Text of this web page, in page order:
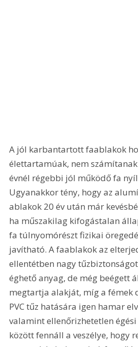
A jól karbantartott faablakok
élettartamúak, nem
évnél régebbi jól működő fa
Ugyanakkor tény, hogy az
ablakok 20 év után már
ha műszakilag kifogástalan
fa túlnyomórészt fizikai
javítható. A faablakok az
ellentétben nagy
éghető anyag, de még beégett
megtartja alakját, míg a fémek
PVC tűz hatására igen hamar
valamint ellenőrizhetetlen
között fennáll a veszélye, hogy